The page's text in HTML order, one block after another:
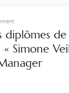
diplômes de
Simone